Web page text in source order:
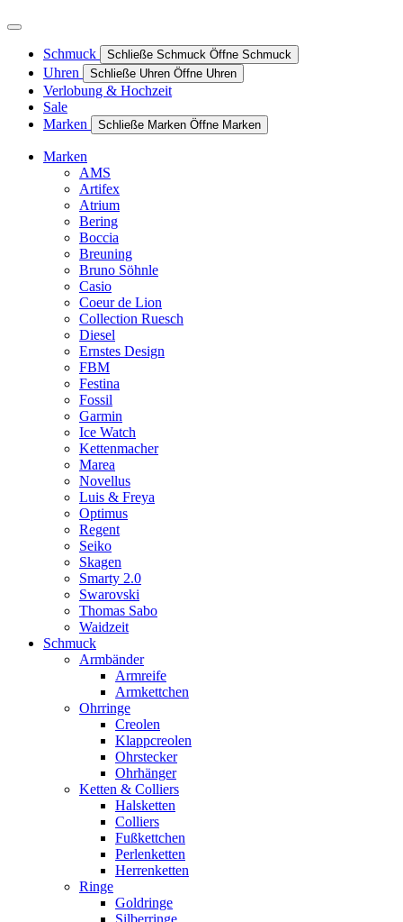
Schmuck Schließe Schmuck Öffne Schmuck
Uhren Schließe Uhren Öffne Uhren
Verlobung & Hochzeit
Sale
Marken
Schließe Marken Öffne Marken
Marken
AMS
Artifex
Atrium
Bering
Boccia
Breuning
Bruno Söhnle
Casio
Coeur de Lion
Collection Ruesch
Diesel
Ernstes Design
FBM
Festina
Fossil
Garmin
Ice Watch
Kettenmacher
Marea
Novellus
Luis & Freya
Optimus
Regent
Seiko
Skagen
Smarty 2.0
Swarovski
Thomas Sabo
Waidzeit
Schmuck
Armbänder
Armreife
Armkettchen
Ohrringe
Creolen
Klappcreolen
Ohrstecker
Ohrhänger
Ketten & Colliers
Halsketten
Colliers
Fußkettchen
Perlenketten
Herrenketten
Ringe
Goldringe
Silberringe